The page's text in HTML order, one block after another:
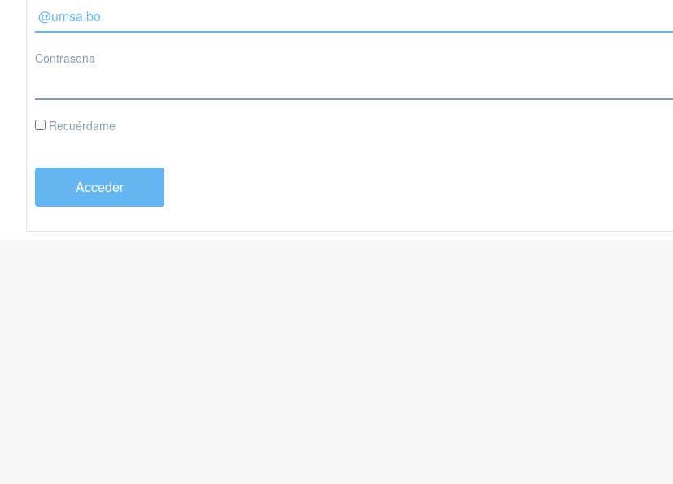
Contraseña
Recuérdame
Acceder